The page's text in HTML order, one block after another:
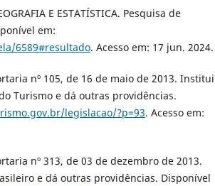
E ESTATÍSTICA. Pesquisa de
em:
6589#resultado. Acesso em: 17 jun. 2024.
nº 105, de 16 de maio de 2013. Institui
Turismo e dá outras providências.
legislacao/?p=93. Acesso em:
nº 313, de 03 de dezembro de 2013.
e dá outras providências. Disponível